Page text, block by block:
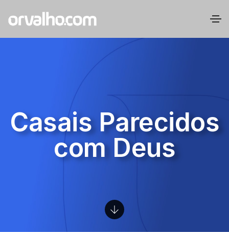
Casais Parecidos
com Deus